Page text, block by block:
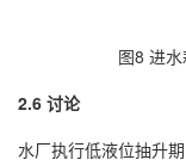
图8 进
2.6 讨论
水厂执行低液位抽升